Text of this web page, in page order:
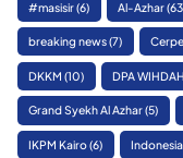
#masisir(6) Al-Azhar
breaking news(7)
DKKM (10) DPA WIHDAH
Grand Syekh Al Azhar(5)
IKPM Kairo(6) Indonesia